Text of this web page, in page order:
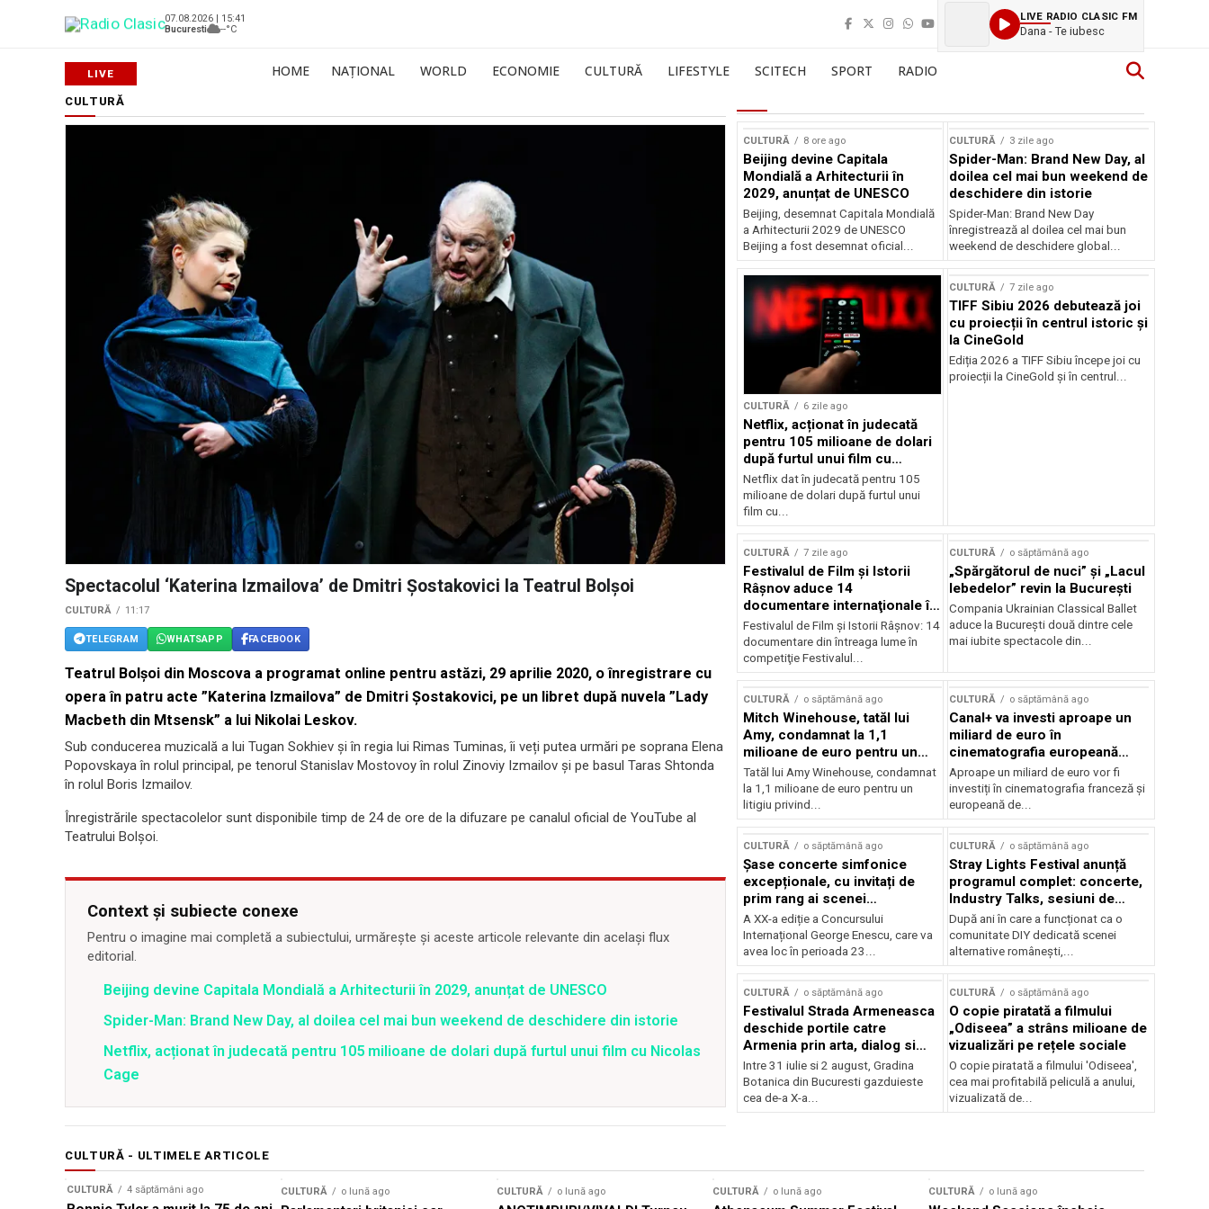
07.08.2026 | 15:41
Bucuresti
--°C
LIVE RADIO CLASIC FM
Dana - Te iubesc
HOME NAȚIONAL WORLD ECONOMIE CULTURĂ LIFESTYLE SCITECH SPORT RADIO
CULTURĂ
Spectacolul ‘Katerina Izmailova’ de Dmitri Șostakovici la Teatrul Bolșoi
CULTURĂ 11:17
TELEGRAM WHATSAPP FACEBOOK
Teatrul Bolșoi din Moscova a programat online pentru astăzi, 29 aprilie 2020, o înregistrare cu
opera în patru acte ”Katerina Izmailova” de Dmitri Șostakovici, pe un libret după nuvela ”Lady
Macbeth din Mtsensk” a lui Nikolai Leskov.
Sub conducerea muzicală a lui Tugan Sokhiev și în regia lui Rimas Tuminas, îi veți putea urmări pe soprana Elena
Popovskaya în rolul principal, pe tenorul Stanislav Mostovoy în rolul Zinoviy Izmailov și pe basul Taras Shtonda
în rolul Boris Izmailov.
Înregistrările spectacolelor sunt disponibile timp de 24 de ore de la difuzare pe canalul oficial de YouTube al
Teatrului Bolșoi.
Context și subiecte conexe
Pentru o imagine mai completă a subiectului, urmărește și aceste articole relevante din același flux
editorial.
Beijing devine Capitala Mondială a Arhitecturii în 2029, anunțat de UNESCO
Spider-Man: Brand New Day, al doilea cel mai bun weekend de deschidere din istorie
Netflix, acționat în judecată pentru 105 milioane de dolari după furtul unui film cu Nicolas
Cage
CULTURĂ 8 ore ago
Beijing devine Capitala
Mondială a Arhitecturii în
2029, anunțat de UNESCO
Beijing, desemnat Capitala Mondială
a Arhitecturii 2029 de UNESCO
Beijing a fost desemnat oficial...
CULTURĂ 3 zile ago
Spider-Man: Brand New Day, al
doilea cel mai bun weekend de
deschidere din istorie
Spider-Man: Brand New Day
înregistrează al doilea cel mai bun
weekend de deschidere global...
CULTURĂ 6 zile ago
Netflix, acționat în judecată
pentru 105 milioane de dolari
după furtul unui film cu
Nicolas Cage
Netflix dat în judecată pentru 105
milioane de dolari după furtul unui
film cu...
CULTURĂ 7 zile ago
TIFF Sibiu 2026 debutează joi
cu proiecții în centrul istoric și
la CineGold
Ediția 2026 a TIFF Sibiu începe joi cu
proiecții la CineGold și în centrul...
CULTURĂ 7 zile ago
Festivalul de Film şi Istorii
Râşnov aduce 14
documentare internaţionale în
premieră
Festivalul de Film şi Istorii Râşnov: 14
documentare din întreaga lume în
competiţie Festivalul...
CULTURĂ o săptămână ago
„Spărgătorul de nuci” și „Lacul
lebedelor” revin la București
Compania Ukrainian Classical Ballet
aduce la București două dintre cele
mai iubite spectacole din...
CULTURĂ o săptămână ago
Mitch Winehouse, tatăl lui
Amy, condamnat la 1,1
milioane de euro pentru un
litigiu pierdut
Tatăl lui Amy Winehouse, condamnat
la 1,1 milioane de euro pentru un
litigiu privind...
CULTURĂ o săptămână ago
Canal+ va investi aproape un
miliard de euro în
cinematografia europeană
până în 2032
Aproape un miliard de euro vor fi
investiți în cinematografia franceză și
europeană de...
CULTURĂ o săptămână ago
Șase concerte simfonice
excepționale, cu invitați de
prim rang ai scenei
internaționale și ansambluri
orchestrale românești de
prestigiu, în programul
Concursului Enescu 2026
A XX-a ediție a Concursului
Internațional George Enescu, care va
avea loc în perioada 23...
CULTURĂ o săptămână ago
Stray Lights Festival anunță
programul complet: concerte,
Industry Talks, sesiuni de
audiție și noi opțiuni de
participare pentru public
După ani în care a funcționat ca o
comunitate DIY dedicată scenei
alternative românești,...
CULTURĂ o săptămână ago
Festivalul Strada Armeneasca
deschide portile catre
Armenia prin arta, dialog si
patrimoniu, intre 31 iulie si 2
august, la Gradina Botanica din
Bucuresti
Intre 31 iulie si 2 august, Gradina
Botanica din Bucuresti gazduieste
cea de-a X-a...
CULTURĂ o săptămână ago
O copie piratată a filmului
„Odiseea” a strâns milioane de
vizualizări pe rețele sociale
O copie piratată a filmului 'Odiseea',
cea mai profitabilă peliculă a anului,
vizualizată de...
CULTURĂ - ULTIMELE ARTICOLE
CULTURĂ 4 săptămâni ago CULTURĂ o lună ago CULTURĂ o lună ago CULTURĂ o lună ago CULTURĂ o lună ago